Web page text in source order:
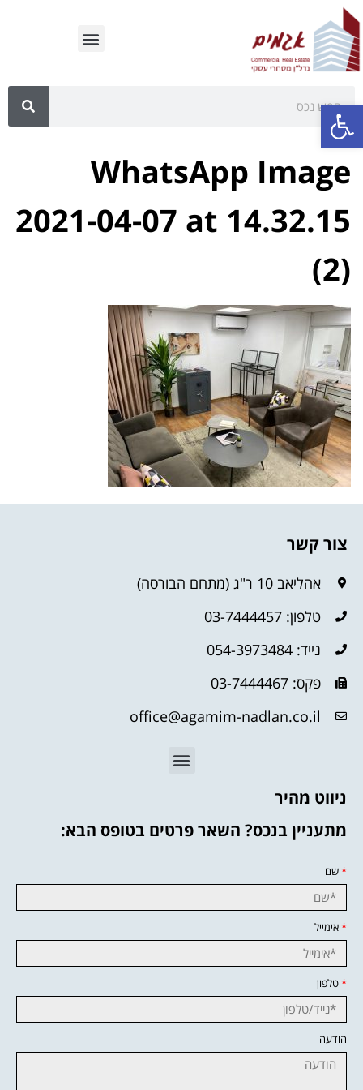
WhatsApp Image
2021-04-07 at 14.32.15
(2)
צור קשר
אהליאב 10 ר"ג (מתחם הבורסה)
טלפון: 03-7444457
נייד: 054-3973484
פקס: 03-7444467
office@agamim-nadlan.co.il
ניווט מהיר
מתעניין בנכס? השאר פרטים בטופס הבא:
*שם
*אימייל
*טלפון
הודעה
פתח סרגל נגישות